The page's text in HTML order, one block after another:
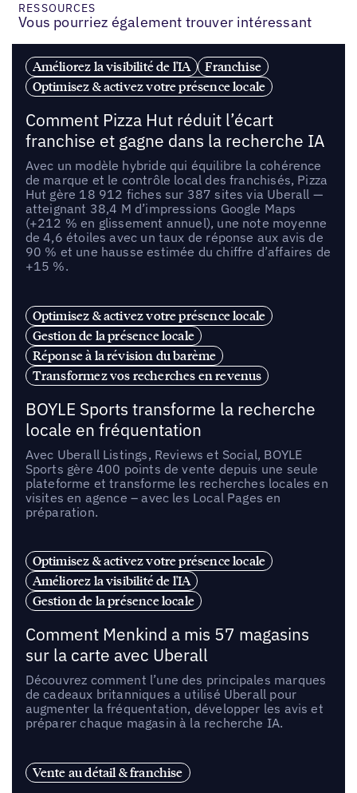
RESSOURCES
Vous pourriez également trouver intéressant
Améliorez la visibilité de l'IA
Franchise
Optimisez & activez votre présence locale
Comment Pizza Hut réduit l’écart
franchise et gagne dans la recherche IA
Avec un modèle hybride qui équilibre la cohérence
de marque et le contrôle local des franchisés, Pizza
Hut gère 18 912 fiches sur 387 sites via Uberall —
atteignant 38,4 M d’impressions Google Maps
(+212 % en glissement annuel), une note moyenne
de 4,6 étoiles avec un taux de réponse aux avis de
90 % et une hausse estimée du chiffre d’affaires de
+15 %.
Optimisez & activez votre présence locale
Gestion de la présence locale
Réponse à la révision du barème
Transformez vos recherches en revenus
BOYLE Sports transforme la recherche
locale en fréquentation
Avec Uberall Listings, Reviews et Social, BOYLE
Sports gère 400 points de vente depuis une seule
plateforme et transforme les recherches locales en
visites en agence – avec les Local Pages en
préparation.
Optimisez & activez votre présence locale
Améliorez la visibilité de l'IA
Gestion de la présence locale
Comment Menkind a mis 57 magasins
sur la carte avec Uberall
Découvrez comment l’une des principales marques
de cadeaux britanniques a utilisé Uberall pour
augmenter la fréquentation, développer les avis et
préparer chaque magasin à la recherche IA.
Vente au détail & franchise